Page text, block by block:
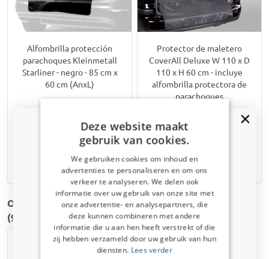
Alfombrilla protección
parachoques Kleinmetall
Starliner - negro - 85 cm x
60 cm (AnxL)
€ 21,00
Disponible en stock
Protector de maletero
CoverAll Deluxe W 110 x D
110 x H 60 cm - incluye
alfombrilla protectora de
parachoques
€ 89,50
Disponible en stock
Otras Fundas de maletero para Alfa Romeo Stelvio
(949) | 2017-presente
Deze website maakt
gebruik van cookies.
We gebruiken cookies om inhoud en
advertenties te personaliseren en om ons
verkeer te analyseren. We delen ook
informatie over uw gebruik van onze site met
onze advertentie- en analysepartners, die
deze kunnen combineren met andere
informatie die u aan hen heeft verstrekt of die
zij hebben verzameld door uw gebruik van hun
diensten. Lees verder
¿Recibiste un código de descuento
del 5%?
Suscríbete ahora a nuestro boletín y
benefíciate. Tu código de descuento es válido
por 3 días.